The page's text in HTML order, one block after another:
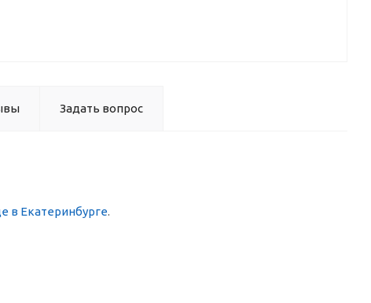
Задать вопрос
в Екатеринбурге.